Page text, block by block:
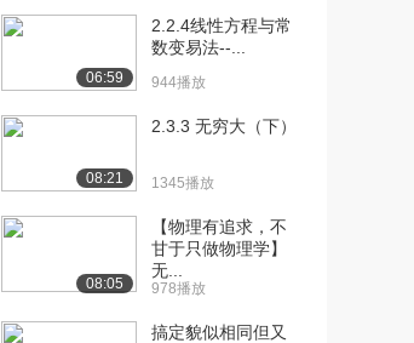
数（下）
933播放
[13] 2.4 三角函数I（下）
1447播放
[14] 2.5 三角函数II（上） 07:32
1465播放
06:59
2.2.4线性方程与常
数变易法--...
944播放
08:21
2.3.3 无穷大（下）
1345播放
08:05
【物理有追求，不
甘于只做物理学】
无...
978播放
搞定貌似相同但又